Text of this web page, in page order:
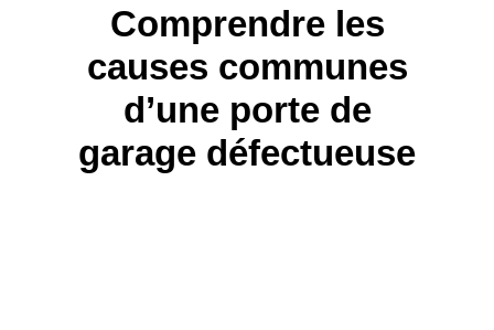
Comprendre les
causes communes
d’une porte de
garage défectueuse